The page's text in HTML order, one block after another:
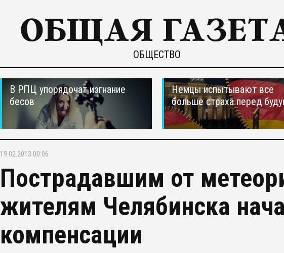
ОБЩЕСТВО
В РПЦ упорядочат изгнание
бесов
Немцы испытывают все
больше страха перед
19.02.2013 00:06
Пострадавшим от
жителям Челябинска
компенсации